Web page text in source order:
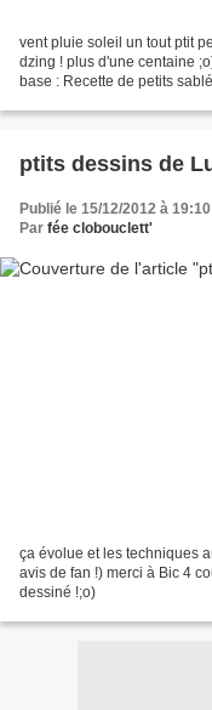
vent pluie soleil un tout ptit
dzing ! plus d'une centaine
base : Recette de petits
ptits dessins de
Publié le 15/12/2012 à 19:10
Par fée clobouclett'
ça évolue et les techniques
avis de fan !) merci à Bic 4
dessiné !;o)